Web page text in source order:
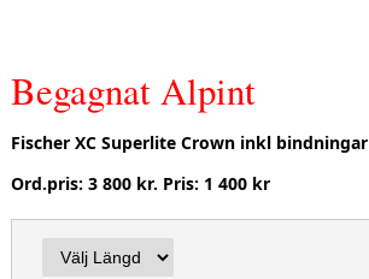
Begagnat Alpint
Fischer XC Superlite Crown inkl bindningar
Ord.pris: 3 800 kr. Pris: 1 400 kr